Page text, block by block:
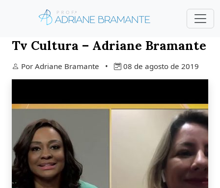
Reforma da Previdência 2019 –
Tv Cultura – Adriane Bramante
Por Adriane Bramante • 08 de agosto de 2019